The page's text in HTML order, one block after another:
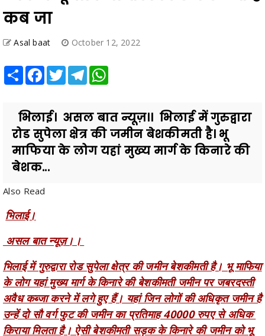
भिलाई। असल बात न्यूज़।। भिलाई में गुरुद्वारा
माफिया के लोग यहां मुख्य मार्ग के किनारे की
बेशक...
Also Read
असल बात न्यूज़।।
के लोग यहां मुख्य मार्ग के किनारे की बेशकीमती जमीन पर जबरदस्ती
अवैध कब्जा करने में लगे हुए हैं। यहां जिन लोगों की अधिकृत जमीन है
उन्हें दो सौ वर्ग फुट की जमीन का प्रतिमाह 40000 रुपए से अधिक
किराया मिलता है। ऐसी बेशकीमती सड़क के किनारे की जमीन को भू
माफिया के लोग फ्री में हथिया लेना चाह रहे हैं। नगर निगम प्रशासन
ने पुलिस बल के साथ आज इन कब्जों को फिर हटाया है लेकिन भू